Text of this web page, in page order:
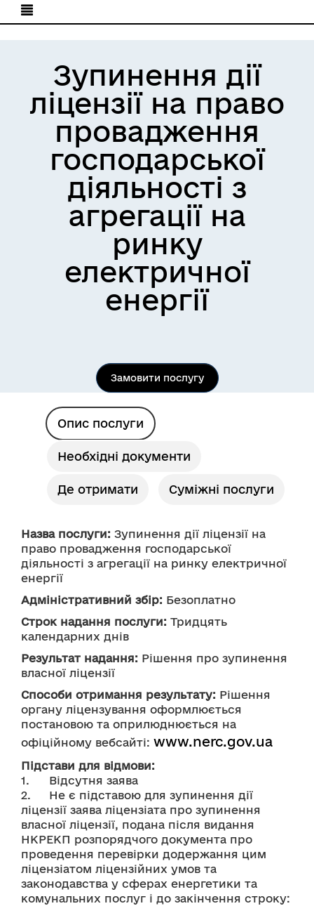
Зупинення дії
ліцензії на право
провадження
господарської
діяльності з
агрегації на
ринку
електричної
енергії
Замовити послугу
Опис послуги
Необхідні документи
Де отримати Суміжні послуги
Назва послуги: Зупинення дії ліцензії на
право провадження господарської
діяльності з агрегації на ринку електричної
енергії
Адміністративний збір: Безоплатно
Строк надання послуги: Тридцять
календарних днів
Результат надання: Рішення про зупинення
власної ліцензії
Способи отримання результату: Рішення
органу ліцензування оформлюється
постановою та оприлюднюється на
офіційному вебсайті: www.nerc.gov.ua
Підстави для відмови:
1.	Відсутня заява
2.	Не є підставою для зупинення дії
ліцензії заява ліцензіата про зупинення
власної ліцензії, подана після видання
НКРЕКП розпорядчого документа про
проведення перевірки додержання цим
ліцензіатом ліцензійних умов та
законодавства у сферах енергетики та
комунальних послуг і до закінчення строку: